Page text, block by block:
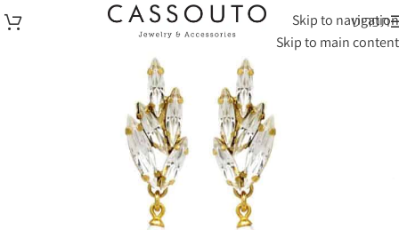
Skip to navigation
Skip to main content
תפריט